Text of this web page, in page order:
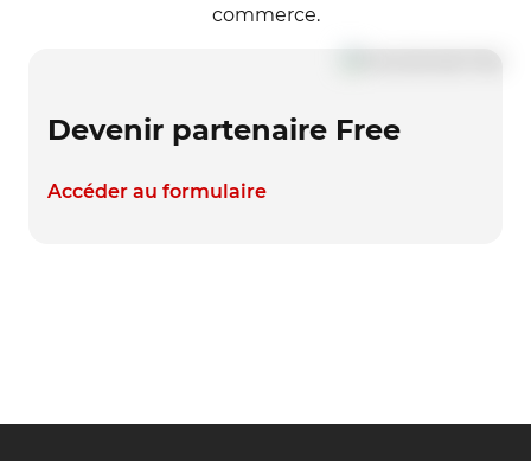
commerce.
Devenir partenaire Free
Accéder au formulaire